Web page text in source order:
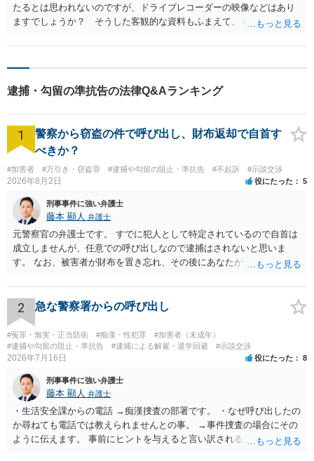
たるとは思われないのですが、ドライブレコーダーの映像などはあり
ますでしょうか？ そうした客観的な資料もふまえて、もう少し具体
しくお願いいたします。
逮捕・勾留の準抗告の法律Q&Aランキング
1
警察から窃盗の件で呼び出し、財布返却で自首す
べきか？
#加害者 #万引き・窃盗罪 #逮捕や勾留の阻止・準抗告 #不起訴 #示談交渉
2026年8月2日 役にたった 5
刑事事件に強い弁護士
藤本 顯人 弁護士
元警察官の弁護士です。 すでに犯人として特定されているので自首は
成立しませんが、任意での呼び出しなので逮捕はされないと思いま
す。 なお、被害者が財布を置き忘れ、その後にあなたがトイレに入
と言い逃れはかなり厳しいものと思います。
2 急な警察署からの呼び出し
#冤罪・無実・正当防衛 #痴漢・性犯罪
#加害者（未成年）
#逮捕や勾留の阻止・準抗告
#逮捕による解雇・退学回避 #示談交渉
2026年7月16日 役にたった 8
刑事事件に強い弁護士
藤本 顯人 弁護士
・生活安全課からの電話 →痴漢捜査の部署です。 ・なぜ呼び出したの
か尋ねても電話では教えられませんとの事。 →事件捜査の場合にその
ように伝えます。 事前にヒントを与えると言い訳されるからです。 ・